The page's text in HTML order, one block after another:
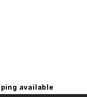
available